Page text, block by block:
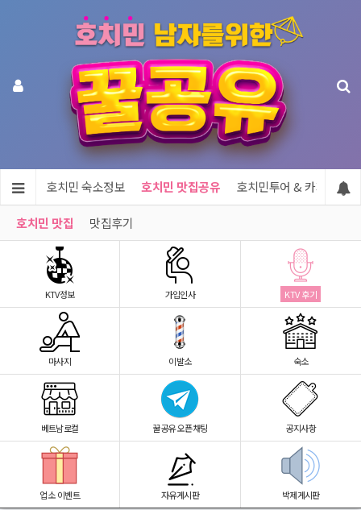
정보 호치민 숙소정보 호치민 맛집공유 호치민투어 & 카지노
호치민 맛집 맛집후기
KTV정보 가입인사 KTV 후기
마사지 이발소 숙소
베트남로컬 꿀공유 오픈채팅 공지사항
업소 이벤트 자유게시판 박제게시판